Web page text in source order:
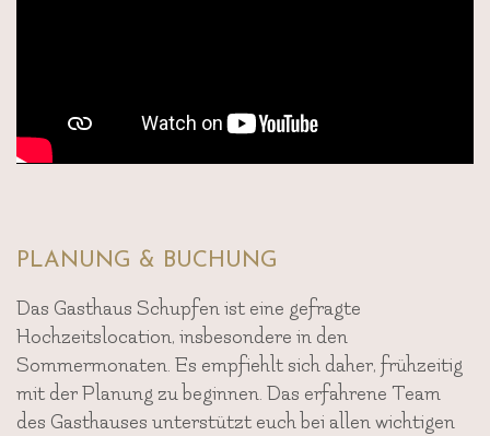
PLANUNG & BUCHUNG
Das Gasthaus Schupfen ist eine gefragte
Hochzeitslocation, insbesondere in den
Sommermonaten. Es empfiehlt sich daher, frühzeitig
mit der Planung zu beginnen. Das erfahrene Team
des Gasthauses unterstützt euch bei allen wichtigen